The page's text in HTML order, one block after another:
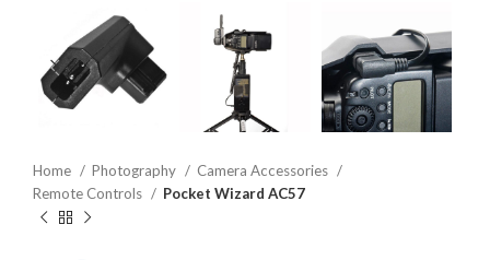
Home Photography
Camera Accessories
Remote Controls
Pocket Wizard AC57